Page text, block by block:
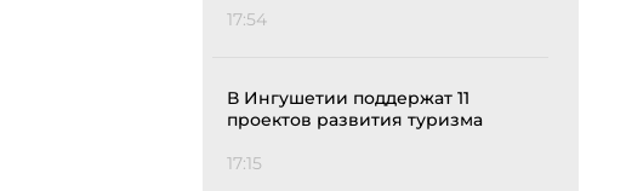
17:54
В Ингушетии поддержат 11
проектов развития туризма
17:15